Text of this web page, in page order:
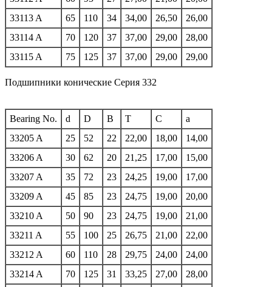
33113 A
65 110 34 34,00 26,50
26,00
33114 A
70 120 37 37,00 29,00
28,00
33115 A
75 125 37 37,00 29,00 29,00
Подшипники конические Серия 332
Bearing No. d D B T C
a
33205 A
25 52 22 22,00 18,00
14,00
33206 A
30 62 20 21,25 17,00
15,00
33207 A
35 72 23 24,25 19,00
17,00
33209 A
45 85 23 24,75 19,00
20,00
33210 A
50 90 23 24,75 19,00
21,00
33211 A
55 100 25 26,75 21,00
22,00
33212 A
60 110 28 29,75 24,00
24,00
33214 A
70 125 31 33,25 27,00
28,00